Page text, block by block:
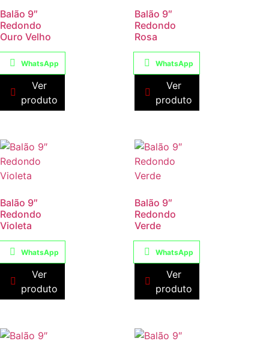
Balão 9″
Redondo
Ouro Velho
WhatsApp
Ver
produto
Balão 9″
Redondo
Rosa
WhatsApp
Ver
produto
Balão 9″
Redondo
Violeta
WhatsApp
Ver
produto
Balão 9″
Redondo
Verde
WhatsApp
Ver
produto